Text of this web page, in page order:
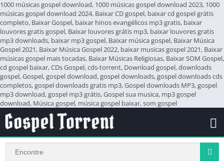
1000 músicas gospel download, 1000 músicas gospel download 2023, 1000
músicas gospel download 2024, Baixar CD gospel, baixar cd gospel grátis
completo, Baixar Gospel, baixar hinos evangélicos mp3 gratis, baixar
louvores gratis gospel, Baixar louvores grátis mp3, baixar louvores gratis
mp3 downloads, baixar mp3 gospel, Baixar música gospel, Baixar Música
Gospel 2021, Baixar Música Gospel 2022, baixar musicas gospel 2021, Baixar
músicas gospel mais tocadas, Baixar Músicas Religiosas, Baixar SOM Gospel,
cd gospel baixar, CDs Gospel, cds-torrent, Download gospel, downloads
gospel, Gospel, gospel download, gospel downloads, gospel downloads cds
completos, gospel downloads gratis mp3, Gospel downloads MP3, gospel
mp3 download, gospel mp3 grátis, Gospel sua musica, mp3 gospel
download, Música gospel, música gospel baixar, som gospel